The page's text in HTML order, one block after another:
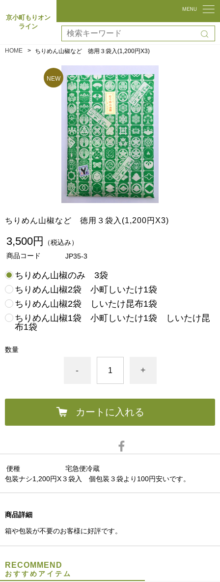
京小町もりオン
ライン
HOME ちりめん山椒など 徳用３袋入(1,200円X3)
ちりめん山椒など 徳用３袋入(1,200円X3)
3,500円
（税込み）
商品コード
JP35-3
ちりめん山椒のみ 3袋
ちりめん山椒2袋 小町しいたけ1袋
ちりめん山椒2袋 しいたけ昆布1袋
ちりめん山椒1袋 小町しいたけ1袋 しいたけ昆
布1袋
数量
- +
カートに入れる
便種
宅急便冷蔵
包装ナシ1,200円X３袋入 個包装３袋より100円安いです。
商品詳細
箱や包装が不要のお客様に好評です。
RECOMMEND
おすすめアイテム